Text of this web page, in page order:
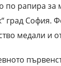
по рапира
град София.
медали и